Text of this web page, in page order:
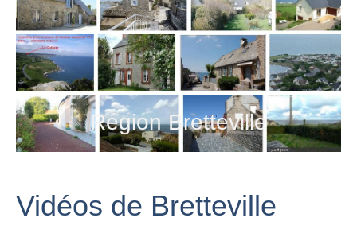
Région Bretteville
Vidéos de Bretteville